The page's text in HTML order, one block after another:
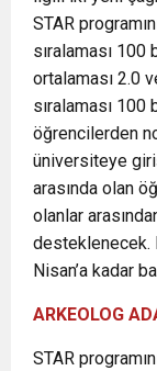
STAR
sıralaması
ortalaması 2.0
sıralaması 100
öğrencilerden
üniversiteye
arasında olan
olanlar
desteklenecek.
Nisan’a kadar
ARKEOLOG
STAR